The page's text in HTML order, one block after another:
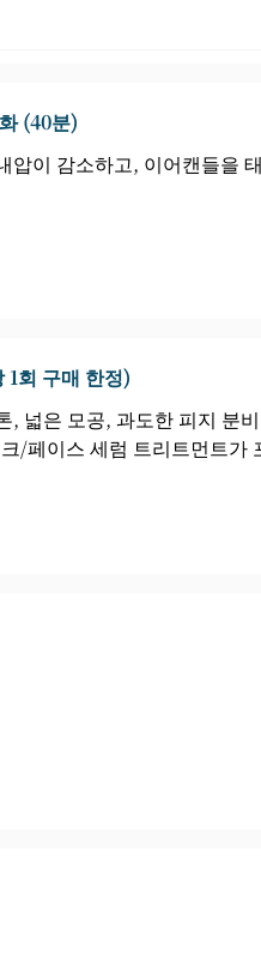
(40분)
압이 감소하고, 이어캔들을
1회 구매 한정)
, 넓은 모공, 과도한 피지 분
/페이스 세럼 트리트먼트가